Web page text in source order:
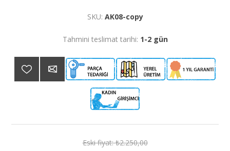
SKU: AK08-copy
Tahmini teslimat tarihi: 1-2 gün
Eski fiyat: ₺2.250,00